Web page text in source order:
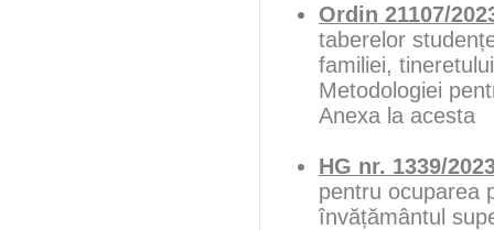
Ordin 21107/
taberelor
familiei,
Metodologiei
Anexa la acesta
HG nr. 1339/
pentru ocuparea
învățământul